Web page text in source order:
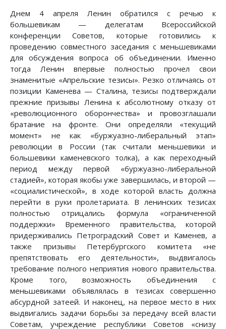
Днем 4 апреля Ленин обратился с речью к
большевикам — делегатам Всероссийской
конференции Советов, которые готовились к
проведению совместного заседания с меньшевиками
для обсуждения вопроса об объединении. Именно
тогда Ленин впервые полностью прочел свои
знаменитые «Апрельские тезисы». Резко отличаясь от
позиции Каменева — Сталина, тезисы подтверждали
прежние призывы Ленина к абсолютному отказу от
«революционного оборончества» и провозглашали
братание на фронте. Они определяли «текущий
момент» не как «буржуазно-либеральный этап»
революции в России (так считали меньшевики и
большевики каменевского толка), а как переходный
период между первой «буржуазно-либеральной
стадией», которая якобы уже завершилась, и второй —
«социалистической», в ходе которой власть должна
перейти в руки пролетариата. В ленинских тезисах
полностью отрицались формула «ограниченной
поддержки» Временного правительства, которой
придерживались Петроградский Совет и Каменев, а
также призывы Петербургского комитета «не
препятствовать его деятельности», выдвигалось
требование полного неприятия нового правительства.
Кроме того, возможность объединения с
меньшевиками объявлялась в тезисах совершенно
абсурдной затеей. И наконец, на первое место в них
выдвигались задачи борьбы за передачу всей власти
Советам, учреждение республики Советов «снизу